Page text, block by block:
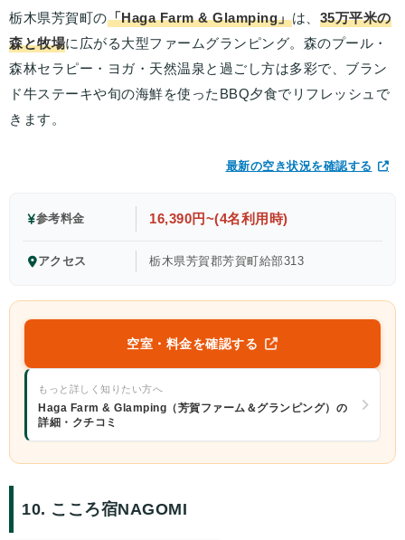
栃木県芳賀町の「Haga Farm & Glamping」は、 35万平米の
森と牧場に広がる大型ファームグランピング。森のプール・
森林セラピー・ヨガ・天然温泉と過ごし方は多彩で、ブラン
ド牛ステーキや旬の海鮮を使ったBBQ夕食でリフレッシュで
きます。
最新の空き状況を確認する
参考料金 16,390円~(4名利用時)
アクセス 栃木県芳賀郡芳賀町給部313
空室・料金を確認する
もっと詳しく知りたい方へ
Haga Farm & Glamping（芳賀ファーム＆グランピング）の
詳細・クチコミ
10. こころ宿NAGOMI